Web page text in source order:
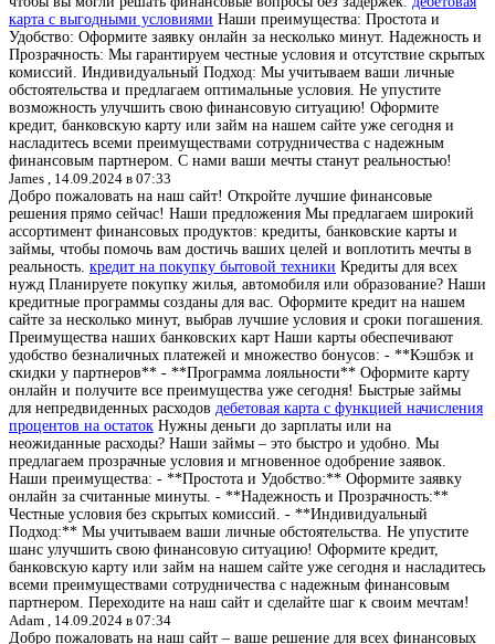
карта с выгодными условиями Наши преимущества: Простота и
Удобство: Оформите заявку онлайн за несколько минут. Надежность и
Прозрачность: Мы гарантируем честные условия и отсутствие скрытых
комиссий. Индивидуальный Подход: Мы учитываем ваши личные
обстоятельства и предлагаем оптимальные условия. Не упустите
возможность улучшить свою финансовую ситуацию! Оформите
кредит, банковскую карту или займ на нашем сайте уже сегодня и
насладитесь всеми преимуществами сотрудничества с надежным
финансовым партнером. С нами ваши мечты станут реальностью!
James , 14.09.2024 в 07:33
Добро пожаловать на наш сайт! Откройте лучшие финансовые
решения прямо сейчас! Наши предложения Мы предлагаем широкий
ассортимент финансовых продуктов: кредиты, банковские карты и
займы, чтобы помочь вам достичь ваших целей и воплотить мечты в
реальность. кредит на покупку бытовой техники Кредиты для всех
нужд Планируете покупку жилья, автомобиля или образование? Наши
кредитные программы созданы для вас. Оформите кредит на нашем
сайте за несколько минут, выбрав лучшие условия и сроки погашения.
Преимущества наших банковских карт Наши карты обеспечивают
удобство безналичных платежей и множество бонусов: - **Кэшбэк и
скидки у партнеров** - **Программа лояльности** Оформите карту
онлайн и получите все преимущества уже сегодня! Быстрые займы
для непредвиденных расходов дебетовая карта с функцией начисления
процентов на остаток Нужны деньги до зарплаты или на
неожиданные расходы? Наши займы – это быстро и удобно. Мы
предлагаем прозрачные условия и мгновенное одобрение заявок.
Наши преимущества: - **Простота и Удобство:** Оформите заявку
онлайн за считанные минуты. - **Надежность и Прозрачность:**
Честные условия без скрытых комиссий. - **Индивидуальный
Подход:** Мы учитываем ваши личные обстоятельства. Не упустите
шанс улучшить свою финансовую ситуацию! Оформите кредит,
банковскую карту или займ на нашем сайте уже сегодня и насладитесь
всеми преимуществами сотрудничества с надежным финансовым
партнером. Переходите на наш сайт и сделайте шаг к своим мечтам!
Adam , 14.09.2024 в 07:34
Добро пожаловать на наш сайт – ваше решение для всех финансовых